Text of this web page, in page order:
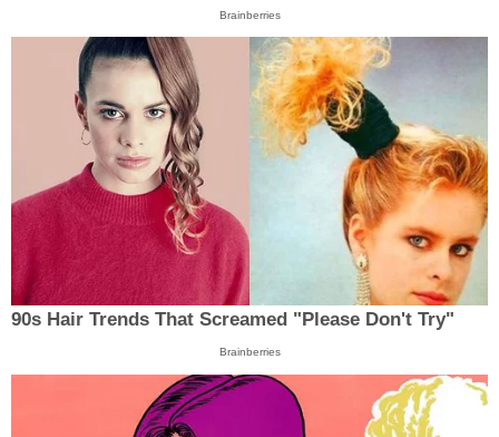
Brainberries
90s Hair Trends That Screamed "Please Don't Try"
Brainberries